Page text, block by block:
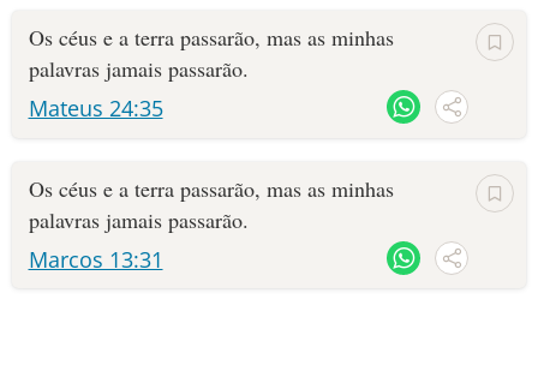
10 MANDAMENTOS
ESBOÇOS DE PREGAÇÃO
TEMAS
Os céus e a terra passarão, mas as minhas
palavras jamais passarão.
Mateus 24:35
Os céus e a terra passarão, mas as minhas
palavras jamais passarão.
Marcos 13:31